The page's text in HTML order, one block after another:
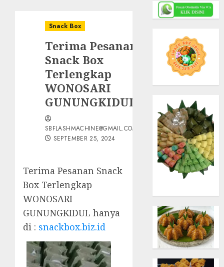
Snack Box
Terima Pesanan
Snack Box
Terlengkap
WONOSARI
GUNUNGKIDUL
SBFLASHMACHINE@GMAIL.COM
SEPTEMBER 25, 2024
Terima Pesanan Snack
Box Terlengkap
WONOSARI
GUNUNGKIDUL hanya
di : snackbox.biz.id